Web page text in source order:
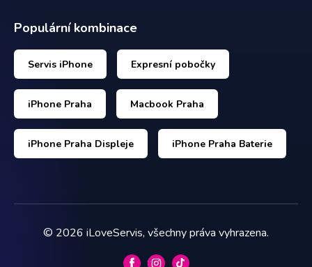
Populární kombinace
Servis iPhone Expresní pobočky
iPhone Praha Macbook Praha
iPhone Praha Displeje iPhone Praha Baterie
© 2026 iLoveServis, všechny práva vyhrazena.